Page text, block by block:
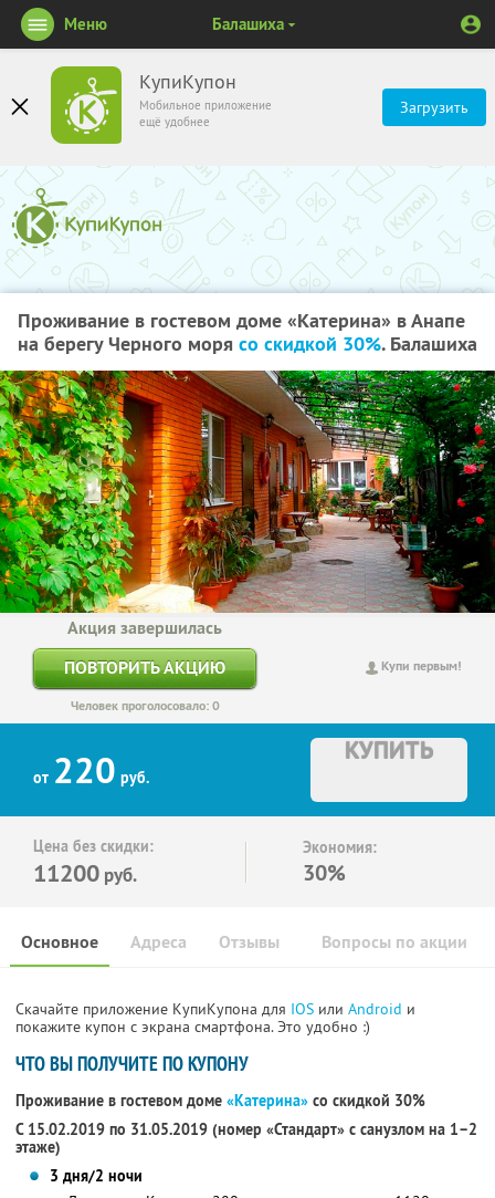
КупиКупон
Мобильное приложение
ещё удобнее
Загрузить
Меню Балашиха
Проживание в гостевом доме «Катерина» в Анапе
на берегу Черного моря со скидкой 30%. Балашиха
Купи первым!
Акция завершилась
ПОВТОРИТЬ АКЦИЮ
Человек проголосовало: 0
от 220 руб.
КУПИТЬ
Цена без скидки:
11200 руб.
Экономия:
30%
Основное Отзывы Вопросы по акции
Адреса
Скачайте приложение КупиКупона для IOS или Android и
покажите купон с экрана смартфона. Это удобно :)
ЧТО ВЫ ПОЛУЧИТЕ ПО КУПОНУ
Проживание в гостевом доме «Катерина» со скидкой 30%
С 15.02.2019 по 31.05.2019 (номер «Стандарт» с санузлом на 1–2
этаже)
3 дня/2 ночи